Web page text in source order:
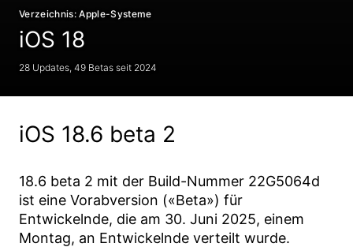
Verzeichnis: Apple-Systeme
iOS 18
28 Updates, 49 Betas seit 2024
iOS 18.6 beta 2
18.6 beta 2 mit der Build-Nummer 22G5064d
ist eine Vorabversion («Beta») für
Entwickelnde, die am 30. Juni 2025, einem
Montag, an Entwickelnde verteilt wurde.